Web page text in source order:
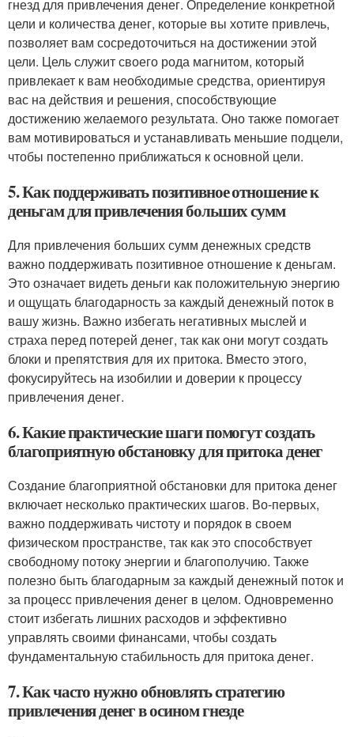
гнезд для привлечения денег. Определение конкретной
цели и количества денег, которые вы хотите привлечь,
позволяет вам сосредоточиться на достижении этой
цели. Цель служит своего рода магнитом, который
привлекает к вам необходимые средства, ориентируя
вас на действия и решения, способствующие
достижению желаемого результата. Оно также помогает
вам мотивироваться и устанавливать меньшие подцели,
чтобы постепенно приближаться к основной цели.
5. Как поддерживать позитивное отношение к
деньгам для привлечения больших сумм
Для привлечения больших сумм денежных средств
важно поддерживать позитивное отношение к деньгам.
Это означает видеть деньги как положительную энергию
и ощущать благодарность за каждый денежный поток в
вашу жизнь. Важно избегать негативных мыслей и
страха перед потерей денег, так как они могут создать
блоки и препятствия для их притока. Вместо этого,
фокусируйтесь на изобилии и доверии к процессу
привлечения денег.
6. Какие практические шаги помогут создать
благоприятную обстановку для притока денег
Создание благоприятной обстановки для притока денег
включает несколько практических шагов. Во-первых,
важно поддерживать чистоту и порядок в своем
физическом пространстве, так как это способствует
свободному потоку энергии и благополучию. Также
полезно быть благодарным за каждый денежный поток и
за процесс привлечения денег в целом. Одновременно
стоит избегать лишних расходов и эффективно
управлять своими финансами, чтобы создать
фундаментальную стабильность для притока денег.
7. Как часто нужно обновлять стратегию
привлечения денег в осином гнезде